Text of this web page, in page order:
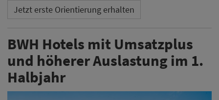
Jetzt erste Orientierung erhalten
BWH Hotels mit Umsatzplus
und höherer Auslastung im 1.
Halbjahr